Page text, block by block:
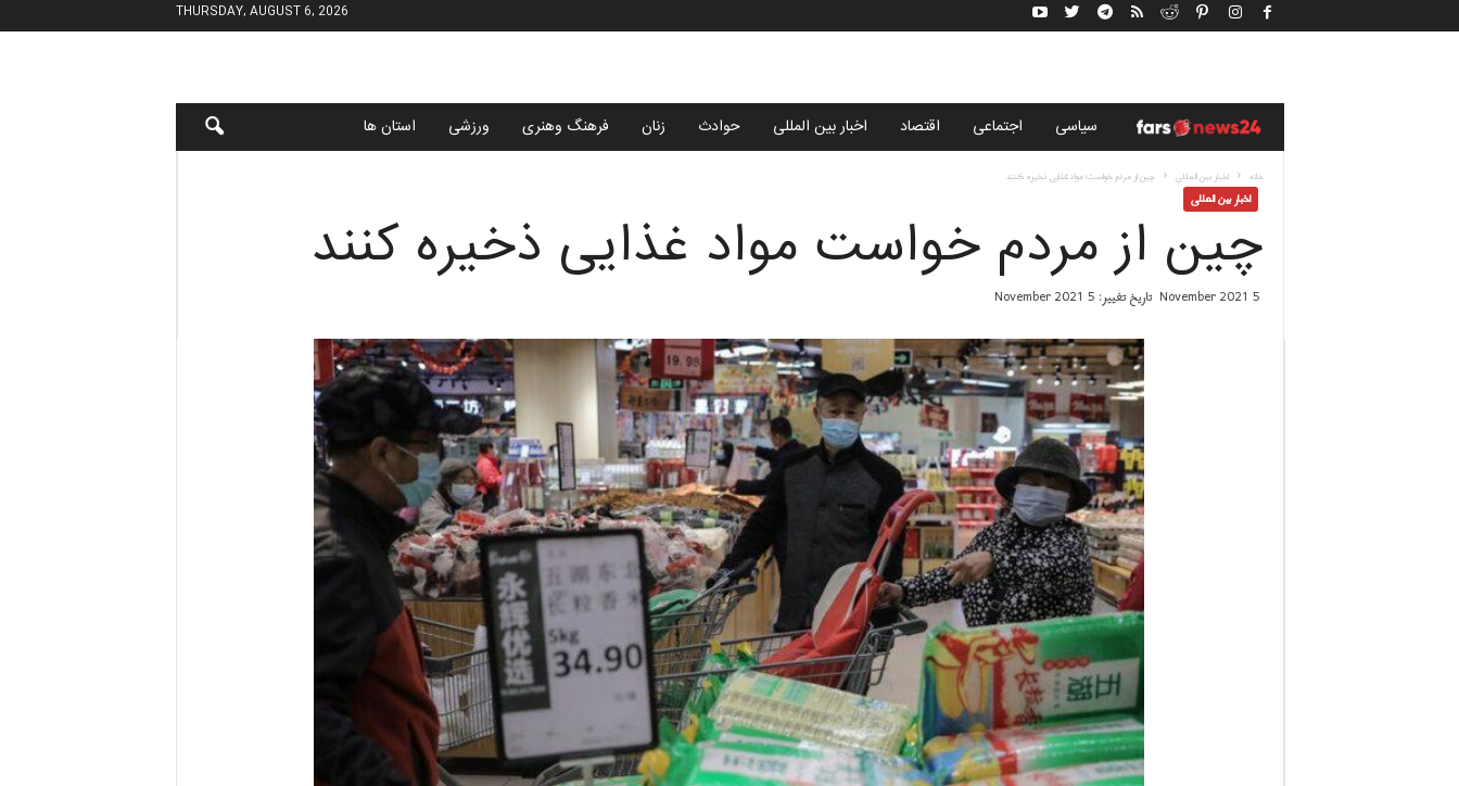
THURSDAY, AUGUST 6, 2026
ب
گ
ا
ر
ی
ف
ا
ر
ی
سياسى اجتماعی اقتصاد اخبار بین المللی حوادث زنان فرهنگ وهنری ورزشی استان ها
خانه اخبار بین المللی چین از مردم خواست مواد غذایی ذخیره کنند
اخبار بین المللی
چین از مردم خواست مواد غذایی ذخیره کنند
5 November 2021 تاریخ تغییر: 5 November 2021